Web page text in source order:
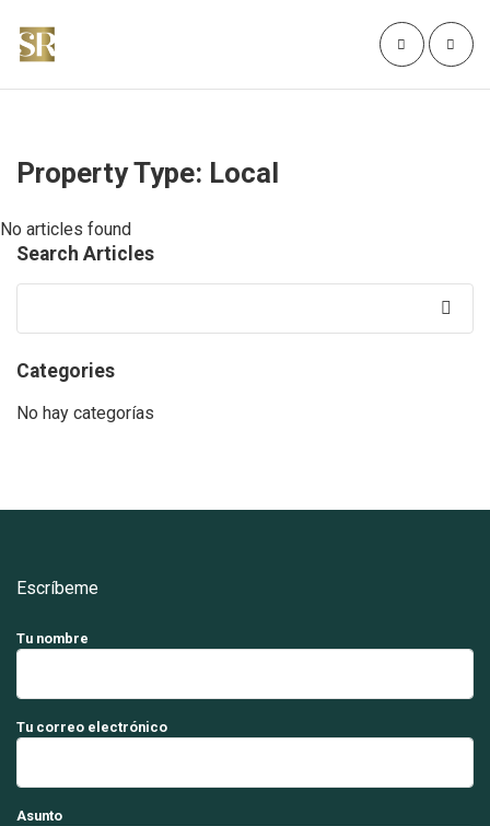
Property Type: Local
No articles found
Search Articles
Categories
No hay categorías
Escríbeme
Tu nombre
Tu correo electrónico
Asunto